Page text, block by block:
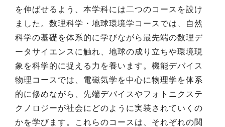
を伸ばせるよう、本学科には二つのコースを設け
ました。数理科学・地球環境学コースでは、自然
科学の基礎を体系的に学びながら最先端の数理デ
ータサイエンスに触れ、地球の成り立ちや環境現
象を科学的に捉える力を養います。機能デバイス
物理コースでは、電磁気学を中心に物理学を体系
的に修めながら、先端デバイスやフォトニクステ
クノロジーが社会にどのように実装されていくの
かを学びます。これらのコースは、それぞれの関